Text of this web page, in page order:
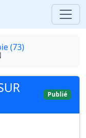
(73)
Publié